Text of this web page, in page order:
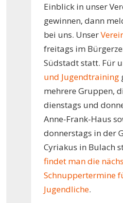
Einblick in unser
gewinnen, dann
bei uns. Unser
freitags im
Südstadt statt. Für
und Jugendtraining
mehrere Gruppen,
dienstags und
Anne-Frank-Haus
donnerstags in der
Cyriakus in Bulach
findet man die
Schnuppertermine
Jugendliche.